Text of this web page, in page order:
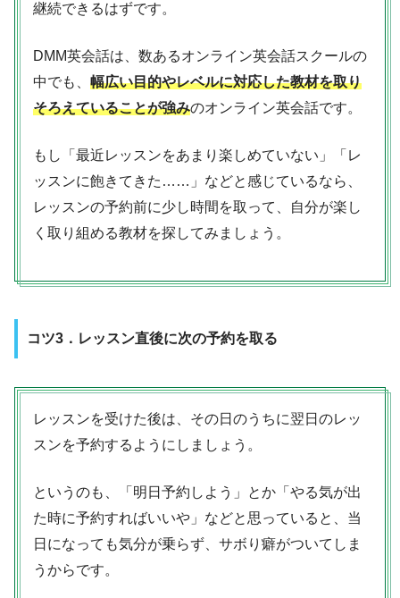
継続できるはずです。
DMM英会話は、数あるオンライン英会話スクールの
中でも、 幅広い目的やレベルに対応した教材を取り
そろえていることが強みのオンライン英会話です。
もし「最近レッスンをあまり楽しめていない」「レ
ッスンに飽きてきた……」などと感じているなら、
レッスンの予約前に少し時間を取って、自分が楽し
く取り組める教材を探してみましょう。
コツ3．レッスン直後に次の予約を取る
レッスンを受けた後は、その日のうちに翌日のレッ
スンを予約するようにしましょう。
というのも、「明日予約しよう」とか「やる気が出
た時に予約すればいいや」などと思っていると、当
日になっても気分が乗らず、サボり癖がついてしま
うからです。